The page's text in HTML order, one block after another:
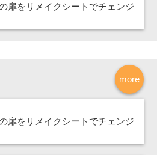
扉をリメイクシートでチェンジ
more
扉をリメイクシートでチェンジ